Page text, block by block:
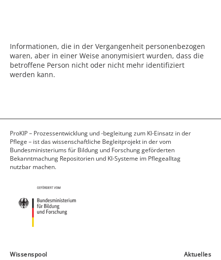
Informationen, die in der Vergangenheit personenbezogen
waren, aber in einer Weise anonymisiert wurden, dass die
betroffene Person nicht oder nicht mehr identifiziert
werden kann.
ProKIP – Prozessentwicklung und -begleitung zum KI-Einsatz in der
Pflege – ist das wissenschaftliche Begleitprojekt in der vom
Bundesministeriums für Bildung und Forschung geförderten
Bekanntmachung Repositorien und KI-Systeme im Pflegealltag
nutzbar machen.
Wissenspool Aktuelles